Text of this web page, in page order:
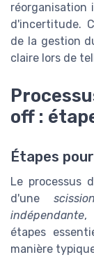
d'incertitude.
de la gestion
claire lors de
off :
Étapes
Le processus
d'une
indépendante,
étapes
manière